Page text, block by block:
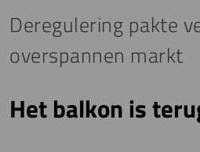
Deregulering pakte
overspannen markt
Het balkon is